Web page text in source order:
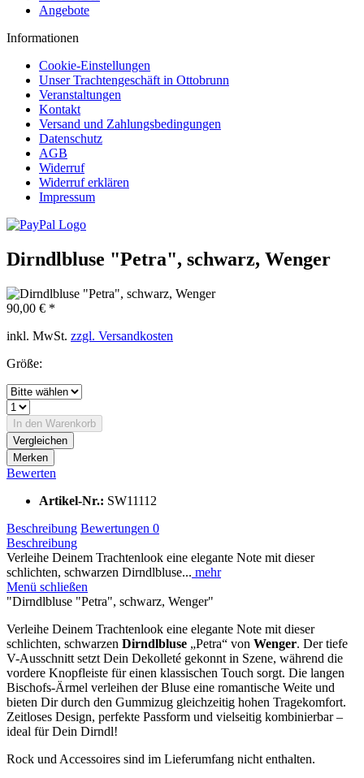
Angebote
Informationen
Cookie-Einstellungen
Unser Trachtengeschäft in Ottobrunn
Veranstaltungen
Kontakt
Versand und Zahlungsbedingungen
Datenschutz
AGB
Widerruf
Widerruf erklären
Impressum
Dirndlbluse "Petra", schwarz, Wenger
90,00 € *
inkl. MwSt. zzgl. Versandkosten
Größe:
In den Warenkorb
Vergleichen
Merken
Bewerten
Artikel-Nr.: SW11112
Beschreibung Bewertungen 0
Beschreibung
Verleihe Deinem Trachtenlook eine elegante Note mit dieser
schlichten, schwarzen Dirndlbluse... mehr
Menü schließen
"Dirndlbluse "Petra", schwarz, Wenger"
Verleihe Deinem Trachtenlook eine elegante Note mit dieser
schlichten, schwarzen Dirndlbluse „Petra“ von Wenger. Der tiefe
V-Ausschnitt setzt Dein Dekolleté gekonnt in Szene, während die
vordere Knopfleiste für einen klassischen Touch sorgt. Die langen
Bischofs-Ärmel verleihen der Bluse eine romantische Weite und
bieten Dir durch den Gummizug gleichzeitig hohen Tragekomfort.
Zeitloses Design, perfekte Passform und vielseitig kombinierbar –
ideal für Dein Dirndl!
Rock und Accessoires sind im Lieferumfang nicht enthalten.